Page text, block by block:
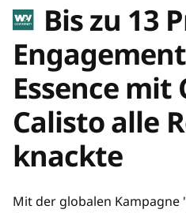
Bis zu 13
Essence mit
Calisto alle
knackte
Mit der globalen Kampagne